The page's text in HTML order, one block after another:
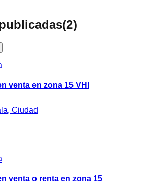
(2)
venta en zona 15 VHI
Ciudad
venta o renta en zona 15